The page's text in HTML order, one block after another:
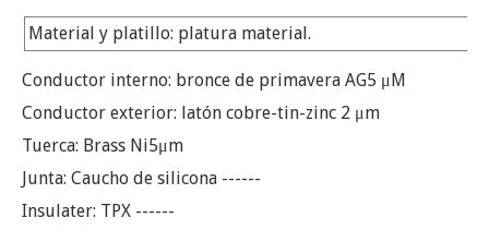
Material y platillo: platura material.
Conductor interno: bronce de primavera AG5 μM
Conductor exterior: latón cobre-tin-zinc 2 μm
Tuerca: Brass Ni5μm
Junta: Caucho de silicona ------
Insulater: TPX ------